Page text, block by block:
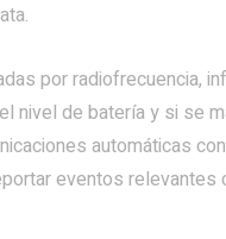
por radiofrecuencia,
nivel de batería y si se
automáticas
eventos